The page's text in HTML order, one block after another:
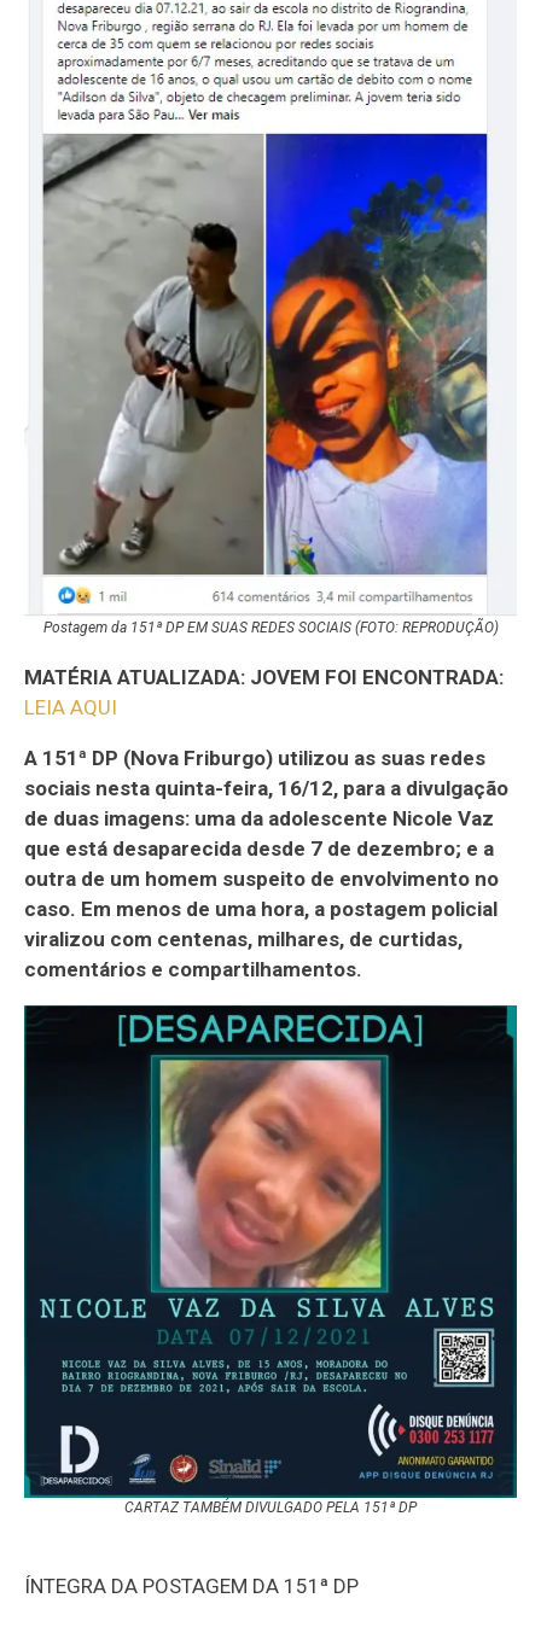
Postagem da 151ª DP EM SUAS REDES SOCIAIS (FOTO: REPRODUÇÃO)
MATÉRIA ATUALIZADA: JOVEM FOI ENCONTRADA:
LEIA AQUI
A 151ª DP (Nova Friburgo) utilizou as suas redes
sociais nesta quinta-feira, 16/12, para a divulgação
de duas imagens: uma da adolescente Nicole Vaz
que está desaparecida desde 7 de dezembro; e a
outra de um homem suspeito de envolvimento no
caso. Em menos de uma hora, a postagem policial
viralizou com centenas, milhares, de curtidas,
comentários e compartilhamentos.
CARTAZ TAMBÉM DIVULGADO PELA 151ª DP
ÍNTEGRA DA POSTAGEM DA 151ª DP